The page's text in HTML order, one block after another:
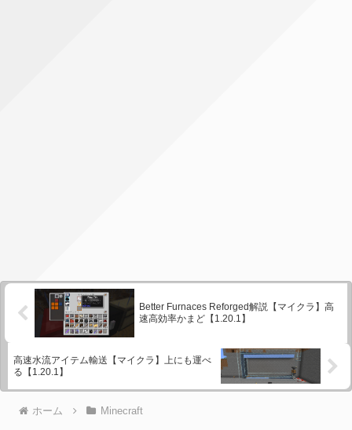
Better Furnaces Reforged解説【マイクラ】高
速高効率かまど【1.20.1】
高速水流アイテム輸送【マイクラ】上にも運べ
る【1.20.1】
ホーム Minecraft